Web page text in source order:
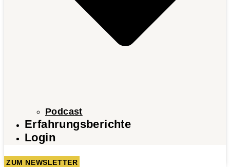
Podcast
Erfahrungsberichte
Login
ZUM NEWSLETTER